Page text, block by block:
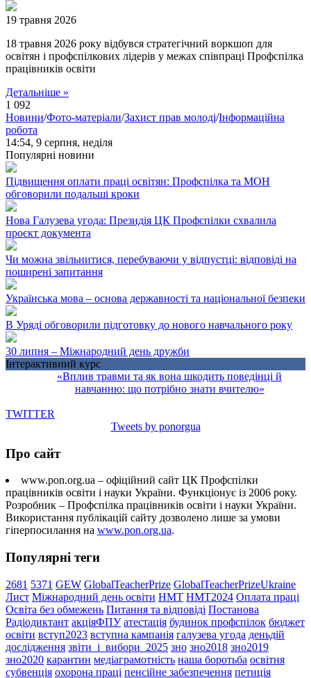
19 травня 2026
18 травня 2026 року відбувся стратегічний воркшоп для
освітян і профспілкових лідерів у межах співпраці Профспілка
працівників освіти
Детальніше »
1 092
Новини/Фото-матеріали/Захист прав молоді/Інформаційна
робота
14:54, 9 серпня, неділя
Популярні новини
Підвищення оплати праці освітян: Профспілка та МОН
обговорили подальші кроки
Нова Галузева угода: Президія ЦК Профспілки схвалила
проєкт документа
Чи можна звільнитися, перебуваючи у відпустці: відповіді на
поширені запитання
Українська мова – основа державності та національної безпеки
В Уряді обговорили підготовку до нового навчального року
30 липня – Міжнародний день дружби
Інтерактивний курс
«Вплив травми та як вона шкодить поведінці й
навчанню: що потрібно знати вчителю»
TWITTER
Tweets by ponorgua
Про сайт
www.pon.org.ua – офіційний сайт ЦК Профспілки
працівників освіти і науки України. Функціонує із 2006 року.
Розробник – Профспілка працівників освіти і науки України.
Використання публікацій сайту дозволено лише за умови
гіперпосилання на www.pon.org.ua.
Популярні теги
2681 5371 GEW GlobalTeacherPrize GlobalTeacherPrizeUkraine
Лист Міжнародний день освіти НМТ НМТ2024 Оплата праці
Освіта без обмежень Питання та відповіді Постанова
Радіодиктант акціяФПУ атестація будинок профспілок бюджет
освіти вступ2023 вступна кампанія галузева угода деньдій
дослідження звіти_і_вибори_2025 зно зно2018 зно2019
зно2020 карантин медіаграмотність наша боротьба освітня
субвенція охорона праці пенсійне забезпечення петиція